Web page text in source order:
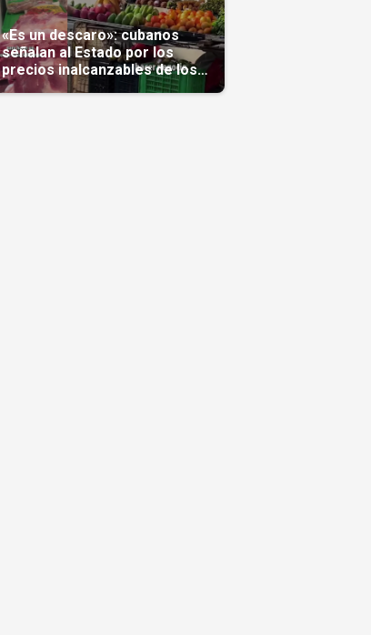
«Es un descaro»: cubanos
señalan al Estado por los
precios inalcanzables de los
alimentos(Video)